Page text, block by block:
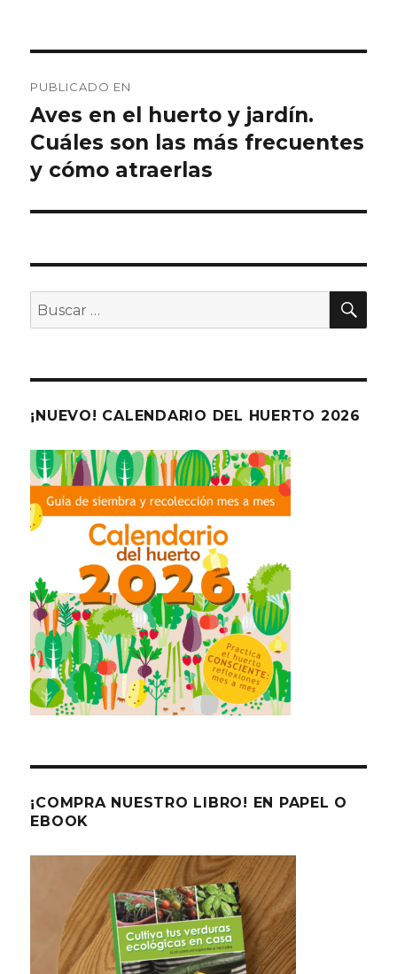
de
entradas
PUBLICADO EN
Aves en el huerto y jardín.
Cuáles son las más frecuentes
y cómo atraerlas
Buscar
por:
¡NUEVO! CALENDARIO DEL HUERTO 2026
¡COMPRA NUESTRO LIBRO! EN PAPEL O
EBOOK